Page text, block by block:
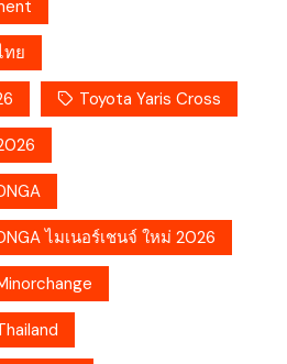
ทย
Toyota Yaris Cross
ไมเนอร์เชนจ์ ใหม่ 2026